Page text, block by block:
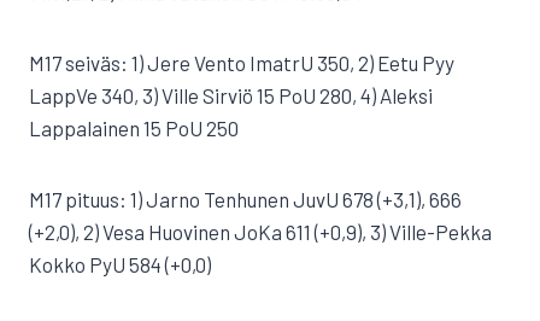
M17 seiväs: 1) Jere Vento ImatrU 350, 2) Eetu Pyy
LappVe 340, 3) Ville Sirviö 15 PoU 280, 4) Aleksi
Lappalainen 15 PoU 250
M17 pituus: 1) Jarno Tenhunen JuvU 678 (+3,1), 666
(+2,0), 2) Vesa Huovinen JoKa 611 (+0,9), 3) Ville-Pekka
Kokko PyU 584 (+0,0)